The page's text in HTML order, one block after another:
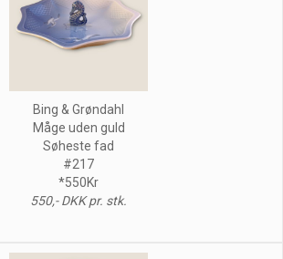
Bing & Grøndahl
Måge uden guld
Søheste fad
#217
*550Kr
550,- DKK pr. stk.